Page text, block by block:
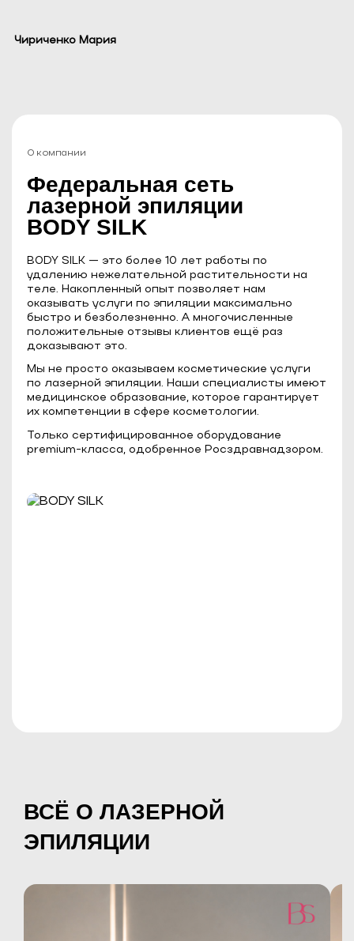
Чириченко Мария
О компании
Федеральная сеть
лазерной эпиляции
BODY SILK
BODY SILK — это более 10 лет работы по
удалению нежелательной растительности на
теле. Накопленный опыт позволяет нам
оказывать услуги по эпиляции максимально
быстро и безболезненно. А многочисленные
положительные отзывы клиентов ещё раз
доказывают это.
Мы не просто оказываем косметические услуги
по лазерной эпиляции. Наши специалисты имеют
медицинское образование, которое гарантирует
их компетенции в сфере косметологии.
Только сертифицированное оборудование
premium-класса, одобренное Росздравнадзором.
ВСЁ О ЛАЗЕРНОЙ
ЭПИЛЯЦИИ